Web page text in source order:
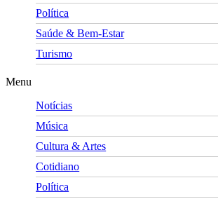
Política
Saúde & Bem-Estar
Turismo
Menu
Notícias
Música
Cultura & Artes
Cotidiano
Política